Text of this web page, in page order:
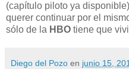
(capítulo piloto ya
querer continuar por el
sólo de la HBO tiene que
Diego del Pozo en junio 15,